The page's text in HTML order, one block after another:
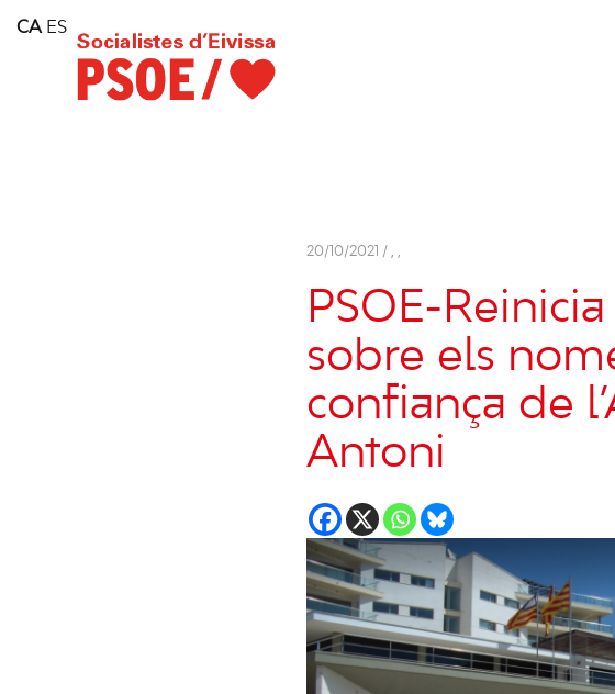
Consell Insular d'Eivissa
Services
20/10/2021 / , ,
PSOE-
sobre els
confiança de
Antoni
CA ES